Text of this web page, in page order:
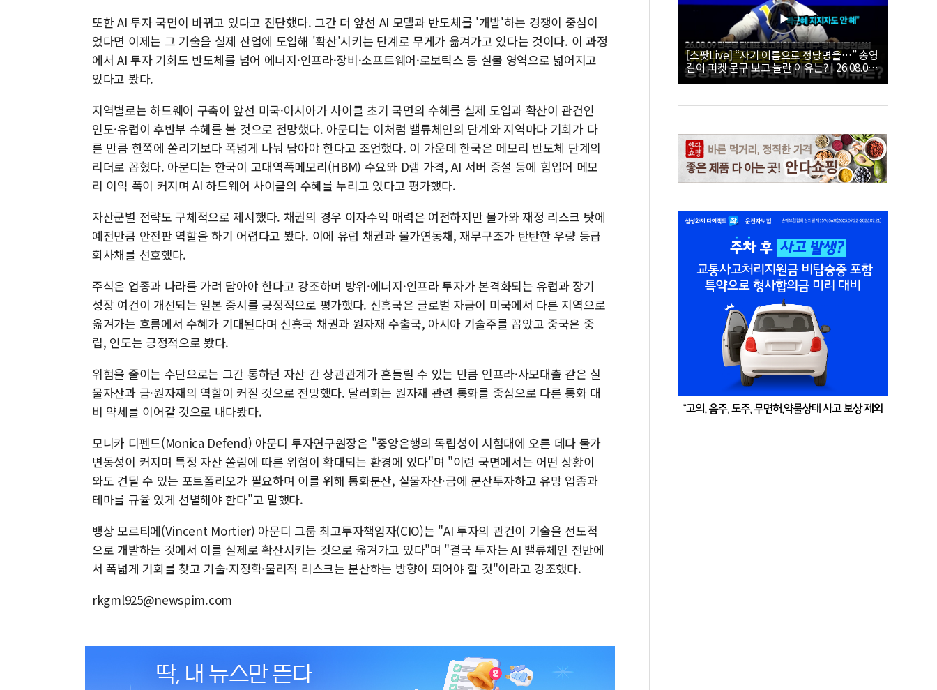
또한 AI 투자 국면이 바뀌고 있다고 진단했다. 그간 더 앞선 AI 모델과 반도체를 '개발'하는 경쟁이 중심이
었다면 이제는 그 기술을 실제 산업에 도입해 '확산'시키는 단계로 무게가 옮겨가고 있다는 것이다. 이 과정
에서 AI 투자 기회도 반도체를 넘어 에너지·인프라·장비·소프트웨어·로보틱스 등 실물 영역으로 넓어지고
있다고 봤다.
지역별로는 하드웨어 구축이 앞선 미국·아시아가 사이클 초기 국면의 수혜를 실제 도입과 확산이 관건인
인도·유럽이 후반부 수혜를 볼 것으로 전망했다. 아문디는 이처럼 밸류체인의 단계와 지역마다 기회가 다
른 만큼 한쪽에 쏠리기보다 폭넓게 나눠 담아야 한다고 조언했다. 이 가운데 한국은 메모리 반도체 단계의
리더로 꼽혔다. 아문디는 한국이 고대역폭메모리(HBM) 수요와 D램 가격, AI 서버 증설 등에 힘입어 메모
리 이익 폭이 커지며 AI 하드웨어 사이클의 수혜를 누리고 있다고 평가했다.
자산군별 전략도 구체적으로 제시했다. 채권의 경우 이자수익 매력은 여전하지만 물가와 재정 리스크 탓에
예전만큼 안전판 역할을 하기 어렵다고 봤다. 이에 유럽 채권과 물가연동채, 재무구조가 탄탄한 우량 등급
회사채를 선호했다.
주식은 업종과 나라를 가려 담아야 한다고 강조하며 방위·에너지·인프라 투자가 본격화되는 유럽과 장기
성장 여건이 개선되는 일본 증시를 긍정적으로 평가했다. 신흥국은 글로벌 자금이 미국에서 다른 지역으로
옮겨가는 흐름에서 수혜가 기대된다며 신흥국 채권과 원자재 수출국, 아시아 기술주를 꼽았고 중국은 중
립, 인도는 긍정적으로 봤다.
위험을 줄이는 수단으로는 그간 통하던 자산 간 상관관계가 흔들릴 수 있는 만큼 인프라·사모대출 같은 실
물자산과 금·원자재의 역할이 커질 것으로 전망했다. 달러화는 원자재 관련 통화를 중심으로 다른 통화 대
비 약세를 이어갈 것으로 내다봤다.
모니카 디펜드(Monica Defend) 아문디 투자연구원장은 "중앙은행의 독립성이 시험대에 오른 데다 물가
변동성이 커지며 특정 자산 쏠림에 따른 위험이 확대되는 환경에 있다"며 "이런 국면에서는 어떤 상황이
와도 견딜 수 있는 포트폴리오가 필요하며 이를 위해 통화분산, 실물자산·금에 분산투자하고 유망 업종과
테마를 규율 있게 선별해야 한다"고 말했다.
뱅상 모르티에(Vincent Mortier) 아문디 그룹 최고투자책임자(CIO)는 "AI 투자의 관건이 기술을 선도적
으로 개발하는 것에서 이를 실제로 확산시키는 것으로 옮겨가고 있다"며 "결국 투자는 AI 밸류체인 전반에
서 폭넓게 기회를 찾고 기술·지정학·물리적 리스크는 분산하는 방향이 되어야 할 것"이라고 강조했다.
rkgml925@newspim.com
[스팟Live] “자기 이름으로 정당명을…” 송영
길이 피켓 문구 보고 놀란 이유는? | 26.08.09
더불어민주당 당대표·최고위원 후보 대구·경